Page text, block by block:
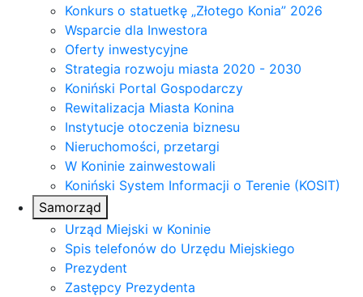
Konkurs o statuetkę „Złotego Konia” 2026
Wsparcie dla Inwestora
Oferty inwestycyjne
Strategia rozwoju miasta 2020 - 2030
Koniński Portal Gospodarczy
Rewitalizacja Miasta Konina
Instytucje otoczenia biznesu
Nieruchomości, przetargi
W Koninie zainwestowali
Koniński System Informacji o Terenie (KOSIT)
Samorząd
Urząd Miejski w Koninie
Spis telefonów do Urzędu Miejskiego
Prezydent
Zastępcy Prezydenta